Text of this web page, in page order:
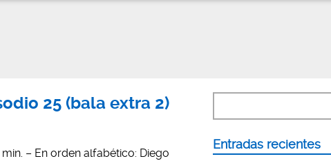
25 (bala extra 2)
– En orden alfabético: Diego
Entradas recientes